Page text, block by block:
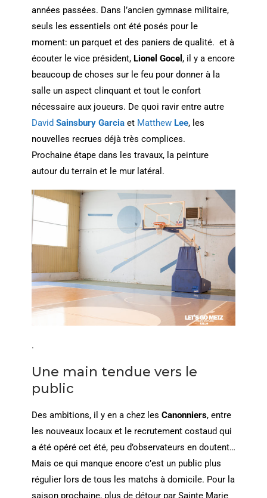
années passées. Dans l’ancien gymnase militaire,
seuls les essentiels ont été posés pour le
moment: un parquet et des paniers de qualité. et à
écouter le vice président, Lionel Gocel , il y a encore
beaucoup de choses sur le feu pour donner à la
salle un aspect clinquant et tout le confort
nécessaire aux joueurs. De quoi ravir entre autre
David Sainsbury Garcia et Matthew Lee, les
nouvelles recrues déjà très complices.
Prochaine étape dans les travaux, la peinture
autour du terrain et le mur latéral.
.
Une main tendue vers le
public
Des ambitions, il y en a chez les Canonniers, entre
les nouveaux locaux et le recrutement costaud qui
a été opéré cet été, peu d’observateurs en doutent…
Mais ce qui manque encore c’est un public plus
régulier lors de tous les matchs à domicile. Pour la
saison prochaine, plus de détour par Sainte Marie